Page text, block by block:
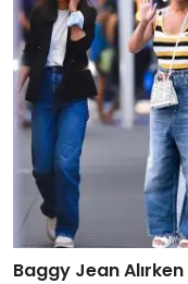
Baggy Jean